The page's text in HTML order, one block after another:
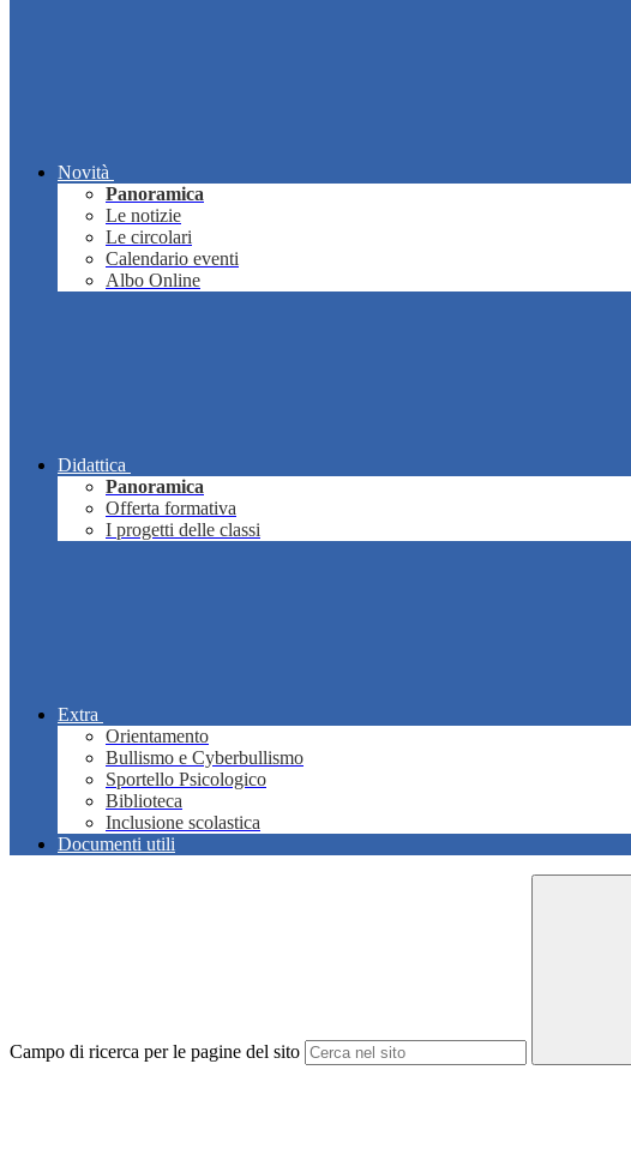
Novità
Panoramica
Le notizie
Le circolari
Calendario eventi
Albo Online
Didattica
Panoramica
Offerta formativa
I progetti delle classi
Extra
Orientamento
Bullismo e Cyberbullismo
Sportello Psicologico
Biblioteca
Inclusione scolastica
Documenti utili
Campo di ricerca per le pagine del sito